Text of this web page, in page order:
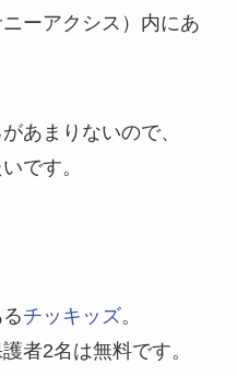
ーアクシス）内にあ
あまりないので、
です。
チッキッズ。
者2名は無料です。